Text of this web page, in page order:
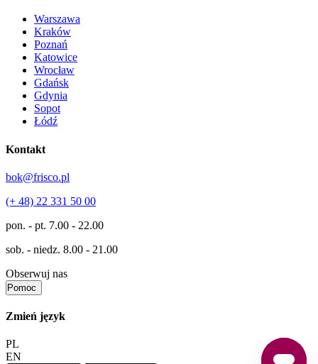
Warszawa
Kraków
Poznań
Katowice
Wrocław
Gdańsk
Gdynia
Sopot
Łódź
Kontakt
bok@frisco.pl
(+ 48) 22 331 50 00
pon. - pt. 7.00 - 22.00
sob. - niedz. 8.00 - 21.00
Obserwuj nas
Pomoc
Zmień język
PL
EN